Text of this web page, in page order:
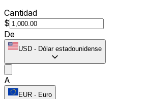
Cantidad
$
De
USD - Dólar estadounidense
A
EUR - Euro